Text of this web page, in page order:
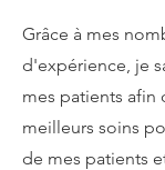
Grâce à mes
d'expérience, je
mes patients afin
meilleurs soins
de mes patients